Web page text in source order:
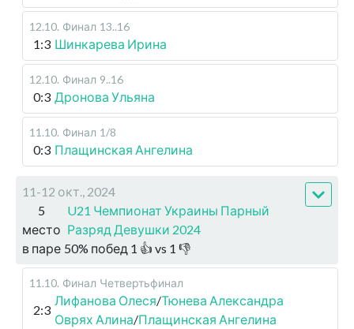
12.10. Финал 13..16
1:3 Шинкарева Ирина
12.10. Финал 9..16
0:3 Дронова Ульяна
11.10. Финал 1/8
0:3 Плащинская Ангелина
11-12 окт., 2024
5
место
U21 Чемпионат Украины Парный
Разряд Девушки 2024
в паре 50% побед 1 👍 vs 1 👎
11.10. Финал Четвертьфинал
2:3
Лифанова Олеся/Тюнева Александра
Оврях Алина/Плащинская Ангелина